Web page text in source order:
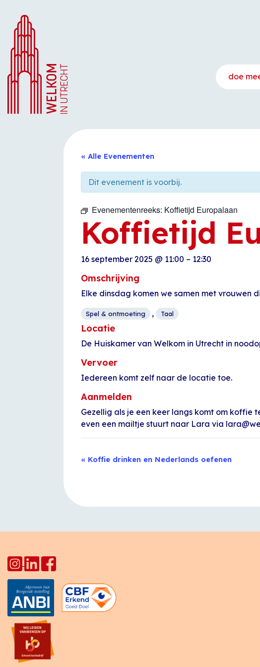
doe
« Alle Evenementen
Dit evenement is voorbij.
Evenementenreeks: Koffietijd Europalaan
Koffietijd
16 september 2025 @ 11:00 – 12:30
Omschrijving
Elke dinsdag komen we samen met
Spel & ontmoeting , Taal
Locatie
De Huiskamer van Welkom in Utrecht in
Vervoer
Iedereen komt zelf naar de locatie toe.
Aanmelden
Gezellig als je een keer langs komt om koffie
even een mailtje stuurt naar Lara via
Evenement
« Koffie drinken en Nederlands oefenen